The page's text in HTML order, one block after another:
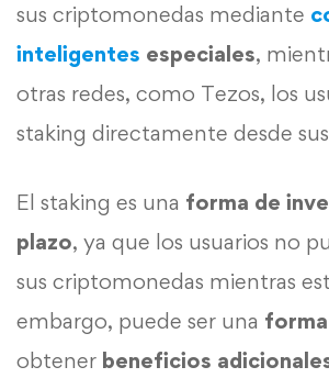
sus criptomonedas mediante
inteligentes especiales,
otras redes, como Tezos, los
staking directamente desde
El staking es una forma de
plazo, ya que los usuarios no
sus criptomonedas mientras
embargo, puede ser una
obtener beneficios